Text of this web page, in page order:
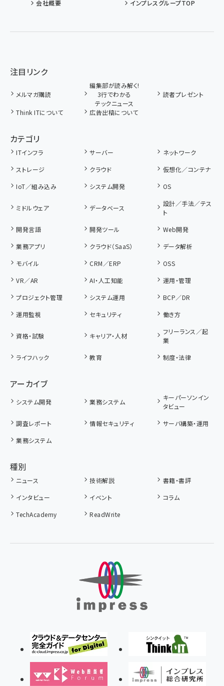
会社概要
インプレスグループTOP
注目リンク
メルマガ購読
編集部が読み解く!
3行でわかる
テックニュース
読者プレゼント
Think ITについて 広告出稿について
カテゴリ
ITインフラ サーバー
ネットワーク
ストレージ
クラウド
仮想化／コンテナ
IoT／組み込み
システム開発 OS
ミドルウェア データベース
設計／手法／テス
ト
開発言語
開発ツール
Web開発
業務アプリ
クラウド（SaaS）
データ解析
モバイル
CRM／ERP
OSS
VR／AR
AI・人工知能
運用・管理
プロジェクト管理
システム運用
BCP／DR
運用監視
セキュリティ 働き方
資格・試験 キャリア・人材
フリーランス／起
業
ライフハック
教育 制度・法律
アーカイブ
システム開発 業務システム
キーパーソンイン
タビュー
調査レポート
情報セキュリティ
サーバ構築・運用
業務システム
種別
ニュース 技術解説
書籍・書評
インタビュー
イベント
コラム
TechAcademy
ReadWrite